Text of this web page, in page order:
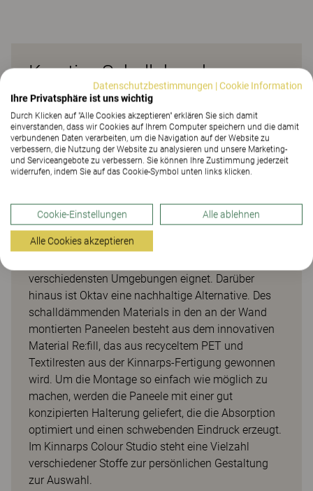
Kreative Schallabsorber zur
Wandmontage
Oktav ist ein effektiver und optisch ansprechender
Schallabsorber, der an der Wand angebracht wird.
Die an der Wand montierten Schallabsorber tragen
zu einer guten Akustik bei, da sie hervorragende
Anforderungen der Schalldämmungsklasse A
erfüllen. Mit ihrem durchdachten und kreativen
Design lassen sich Muster und Farben zu tollen
verschiedensten Umgebungen eignet. Darüber
hinaus ist Oktav eine nachhaltige Alternative. Des
schalldämmenden Materials in den an der Wand
montierten Paneelen besteht aus dem innovativen
Material Re:fill, das aus recyceltem PET und
Textilresten aus der Kinnarps-Fertigung gewonnen
wird. Um die Montage so einfach wie möglich zu
machen, werden die Paneele mit einer gut
konzipierten Halterung geliefert, die die Absorption
optimiert und einen schwebenden Eindruck erzeugt.
Im Kinnarps Colour Studio steht eine Vielzahl
verschiedener Stoffe zur persönlichen Gestaltung
zur Auswahl.
Datenschutzbestimmungen |Cookie Information
Ihre Privatsphäre ist uns wichtig
Durch Klicken auf "Alle Cookies akzeptieren" erklären Sie sich damit
einverstanden, dass wir Cookies auf Ihrem Computer speichern und die damit
verbundenen Daten verarbeiten, um die Navigation auf der Website zu
verbessern, die Nutzung der Website zu analysieren und unsere Marketing-
und Serviceangebote zu verbessern. Sie können Ihre Zustimmung jederzeit
widerrufen, indem Sie auf das Cookie-Symbol unten links klicken.
Cookie-Einstellungen Alle ablehnen
Alle Cookies akzeptieren